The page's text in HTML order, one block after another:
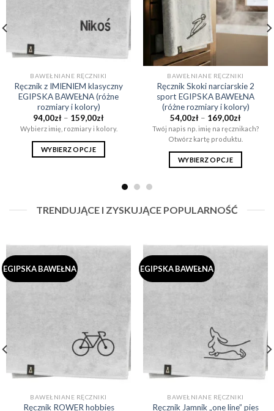
BAWEŁNIANE RĘCZNIKI
Ręcznik z IMIENIEM klasyczny
EGIPSKA BAWEŁNA (różne
rozmiary i kolory)
94,00zł – 159,00złZakres
cen:
od
94,00zł
159,00zł
Wybierz imię, rozmiary i kolory.
WYBIERZ OPCJE
wariantów.
na
stronie
BAWEŁNIANE RĘCZNIKI
Ręcznik Skoki narciarskie 2
sport EGIPSKA BAWEŁNA
(różne rozmiary i kolory)
54,00zł – 169,00złZakres
cen:
od
54,00zł
do
Twój napis np. imię na ręcznikach?
Otwórz kartę produktu.
WYBIERZ OPCJE
wiele
można
wybrać
na
TRENDUJĄCE I ZYSKUJĄCE POPULARNOŚĆ
EGIPSKA BAWEŁNA
BAWEŁNIANE RĘCZNIKI
Ręcznik ROWER hobbies
EGIPSKA BAWEŁNA
BAWEŁNIANE RĘCZNIKI
Ręcznik Jamnik „one line” pies